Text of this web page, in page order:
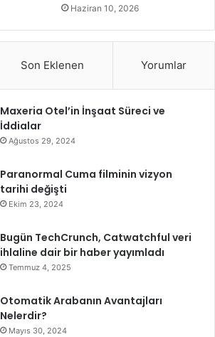
Haziran 10, 2026
Son Eklenen Yorumlar
Maxeria Otel’in İnşaat Süreci ve
İddialar
Ağustos 29, 2024
Paranormal Cuma filminin vizyon
tarihi değişti
Ekim 23, 2024
Bugün TechCrunch, Catwatchful veri
ihlaline dair bir haber yayımladı
Temmuz 4, 2025
Otomatik Arabanın Avantajları
Nelerdir?
Mayıs 30, 2024